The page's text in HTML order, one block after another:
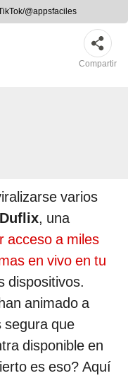
@appsfaciles
Compartir
varios
Duflix, una
acceso a miles
en vivo en tu
dispositivos.
animado a
segura que
disponible en
es eso? Aquí